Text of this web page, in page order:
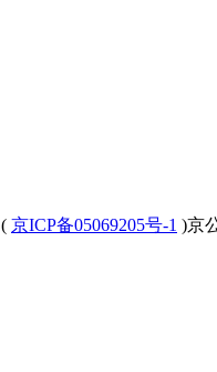
( 京ICP备05069205号-1 )京